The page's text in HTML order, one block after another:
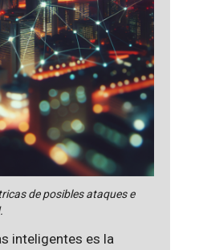
de posibles ataques e
inteligentes es la